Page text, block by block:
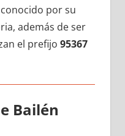
pοr su
además dе ser
el prefijo 95367
Bailén